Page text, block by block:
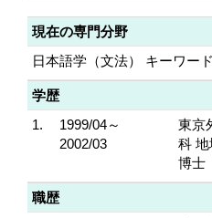
現在の専門分野
日本語学（文法） キーワー
学歴
1.
1999/04～
2002/03
東京
科
博士
職歴